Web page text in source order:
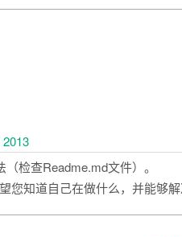
检查Readme.md文件）。
您知道自己在做什么，并能够